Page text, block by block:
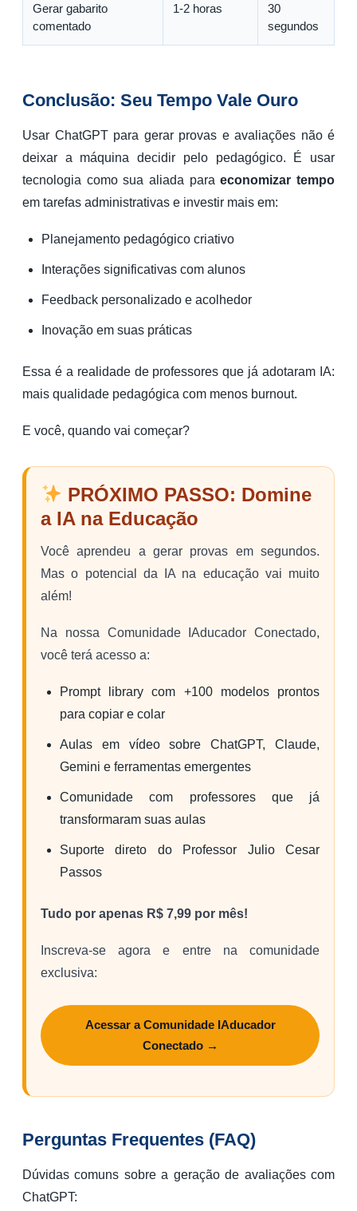
Gerar gabarito
comentado
1-2 horas
30
segundos
Conclusão: Seu Tempo Vale Ouro
Usar ChatGPT para gerar provas e avaliações não é
deixar a máquina decidir pelo pedagógico. É usar
tecnologia como sua aliada paraeconomizar tempo
em tarefas administrativas e investir mais em:
Planejamento pedagógico criativo
Interações significativas com alunos
Feedback personalizado e acolhedor
Inovação em suas práticas
Essa é a realidade de professores que já adotaram IA:
mais qualidade pedagógica com menos burnout.
E você, quando vai começar?
PRÓXIMO PASSO: Domine
a IA na Educação
Você aprendeu a gerar provas em segundos.
Mas o potencial da IA na educação vai muito
além!
Na nossa Comunidade IAducador Conectado,
você terá acesso a:
Prompt library com +100 modelos prontos
para copiar e colar
Aulas em vídeo sobre ChatGPT, Claude,
Gemini e ferramentas emergentes
Comunidade com professores que já
transformaram suas aulas
Suporte direto do Professor Julio Cesar
Passos
Tudo por apenas R$ 7,99 por mês!
Inscreva-se agora e entre na comunidade
exclusiva:
Acessar a Comunidade IAducador
Conectado →
Perguntas Frequentes (FAQ)
Dúvidas comuns sobre a geração de avaliações com
ChatGPT: